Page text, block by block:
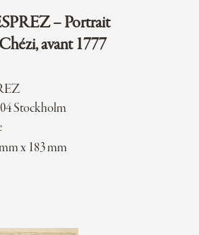
– Portrait
avant 1777
Stockholm
x 183 mm